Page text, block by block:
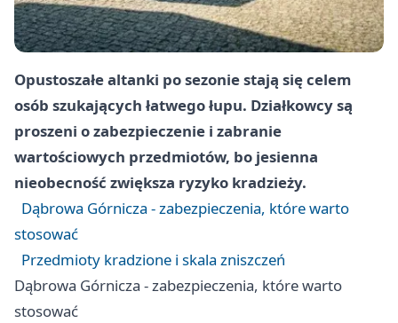
Opustoszałe altanki po sezonie stają się celem
osób szukających łatwego łupu. Działkowcy są
proszeni o zabezpieczenie i zabranie
wartościowych przedmiotów, bo jesienna
nieobecność zwiększa ryzyko kradzieży.
Dąbrowa Górnicza - zabezpieczenia, które warto
stosować
Przedmioty kradzione i skala zniszczeń
Dąbrowa Górnicza - zabezpieczenia, które warto
stosować